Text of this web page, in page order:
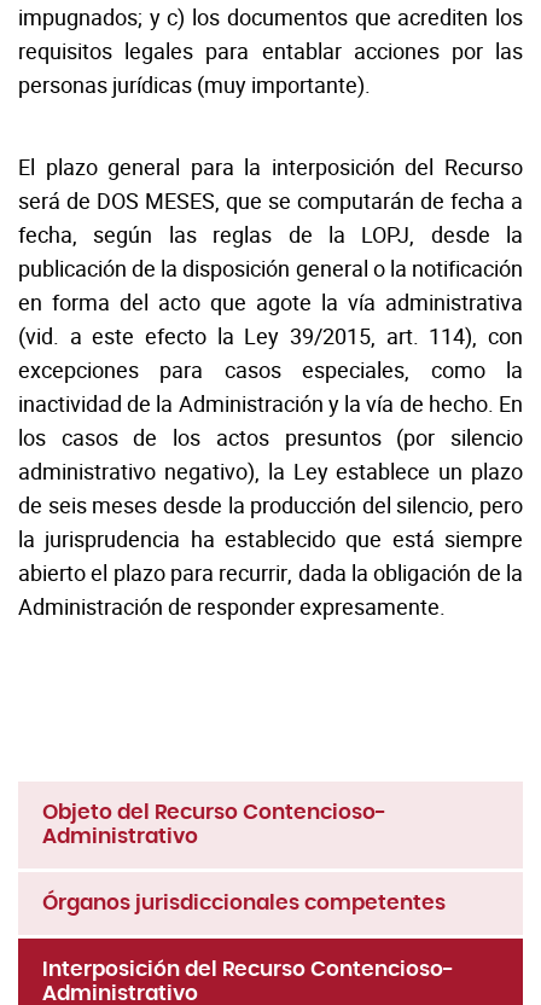
impugnados; y c) los documentos que acrediten los
requisitos legales para entablar acciones por las
personas jurídicas (muy importante).
El plazo general para la interposición del Recurso
será de DOS MESES, que se computarán de fecha a
fecha, según las reglas de la LOPJ, desde la
publicación de la disposición general o la notificación
en forma del acto que agote la vía administrativa
(vid. a este efecto la Ley 39/2015, art. 114), con
excepciones para casos especiales, como la
inactividad de la Administración y la vía de hecho. En
los casos de los actos presuntos (por silencio
administrativo negativo), la Ley establece un plazo
de seis meses desde la producción del silencio, pero
la jurisprudencia ha establecido que está siempre
abierto el plazo para recurrir, dada la obligación de la
Administración de responder expresamente.
Objeto del Recurso Contencioso-
Administrativo
Órganos jurisdiccionales competentes
Interposición del Recurso Contencioso-
Administrativo